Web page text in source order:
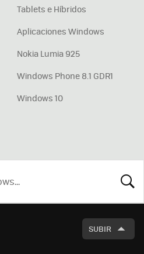
Tablets e Híbridos
Aplicaciones Windows
Nokia Lumia 925
Windows Phone 8.1 GDR1
Windows 10
SUBIR